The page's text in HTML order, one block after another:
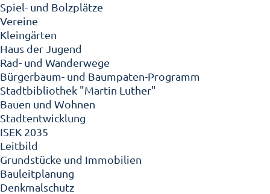
Spiel- und Bolzplätze
Vereine
Kleingärten
Haus der Jugend
Rad- und Wanderwege
Bürgerbaum- und Baumpaten-Programm
Stadtbibliothek "Martin Luther"
Bauen und Wohnen
Stadtentwicklung
ISEK 2035
Leitbild
Grundstücke und Immobilien
Bauleitplanung
Denkmalschutz